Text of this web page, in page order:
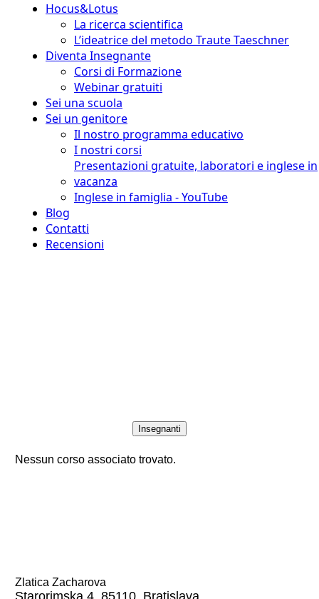
Hocus&Lotus
La ricerca scientifica
L’ideatrice del metodo Traute Taeschner
Diventa Insegnante
Corsi di Formazione
Webinar gratuiti
Sei una scuola
Sei un genitore
Il nostro programma educativo
I nostri corsi
Presentazioni gratuite, laboratori e inglese in
vacanza
Inglese in famiglia - YouTube
Blog
Contatti
Recensioni
Insegnanti
Nessun corso associato trovato.
Zlatica Zacharova
Starorimska 4, 85110, Bratislava